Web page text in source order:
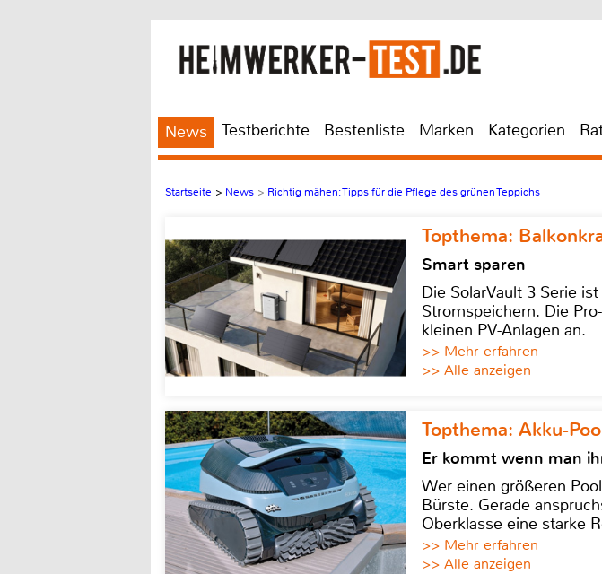
News Testberichte Bestenliste Marken Kategorien
Startseite > News > Richtig mähen: Tipps für die Pflege des grünen Teppichs
Topthema:
Smart sparen
Die SolarVault 3 Serie
Stromspeichern. Die
kleinen PV-Anlagen an.
>> Mehr erfahren
>> Alle anzeigen
Topthema: Akku-
Er kommt wenn man
Wer einen größeren
Bürste. Gerade
Oberklasse eine starke
>> Mehr erfahren
>> Alle anzeigen